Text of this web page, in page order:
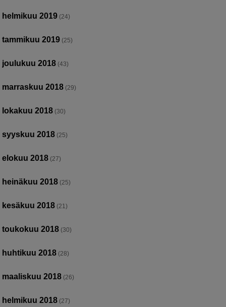
helmikuu 2019 (24)
tammikuu 2019 (25)
joulukuu 2018 (43)
marraskuu 2018 (29)
lokakuu 2018 (30)
syyskuu 2018 (25)
elokuu 2018 (27)
heinäkuu 2018 (25)
kesäkuu 2018 (21)
toukokuu 2018 (30)
huhtikuu 2018 (28)
maaliskuu 2018 (26)
helmikuu 2018 (27)